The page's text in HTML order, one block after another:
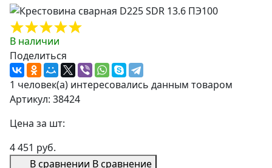
В наличии
Поделиться
1 человек(а) интересовались данным товаром
Артикул: 38424
Цена за шт:
4 451 руб.
В сравнении В сравнение